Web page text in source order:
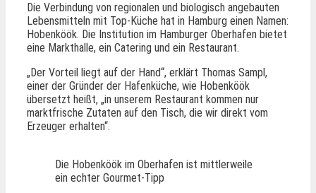
Die Verbindung von regionalen und biologisch angebauten
Lebensmitteln mit Top-Küche hat in Hamburg einen Namen:
Hobenköök. Die Institution im Hamburger Oberhafen bietet
eine Markthalle, ein Catering und ein Restaurant.
„Der Vorteil liegt auf der Hand“, erklärt Thomas Sampl,
einer der Gründer der Hafenküche, wie Hobenköök
übersetzt heißt, „in unserem Restaurant kommen nur
marktfrische Zutaten auf den Tisch, die wir direkt vom
Erzeuger erhalten“.
Die Hobenköök im Oberhafen ist mittlerweile
ein echter Gourmet-Tipp